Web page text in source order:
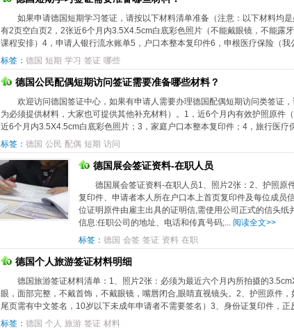
如果申请德国短期学习签证，请按以下材料清单准备（注意：以下材料均
有2页空白页2，2张近6个月内3.5X4.5cm白底彩色照片（不能戴眼镜，不能露
课程安排）4，申请人银行流水账单5，户口本整本复印件6，申根医疗保险（我
标签： 德国 短期 学习 签证 哪些
德国公民配偶短期访问签证需要准备哪些材料？
欢迎访问德国签证中心，如果有申请人需要办理德国配偶短期访问类签证
为必须提供材料，大家也可提供其他补充材料）。1，近6个月内有效护照原件
近6个月内3.5X4.5cm白底彩色照片；3，家庭户口本整本复印件；4，旅行医疗
标签： 德国 公民 配偶 短期 访问
德国展会签证资料-在职人员
德国展会签证资料-在职人员1、照片2张：2、护照原
复印件、申请者本人所在户口本上首页复印件及每位成员
位证明原件由雇主出具的证明信,需使用公司正式的信头
信息:任职公司的地址、电话和传真号码;... 阅读全文>>
标签： 德国 会签 签证 资料 在职
德国个人旅游签证材料明细
德国旅游签证材料清单：1、照片2张：必须为最近六个月内所拍摄的
眼，面部完整，不戴首饰，不戴眼镜，嘴唇闭合,眼睛直视镜头。2、护照原件
尾页需有中文签名，10岁以下未成年申请者不需要签名）3、身份证复印件，正
标签： 德国 个人 旅游 签证 材料